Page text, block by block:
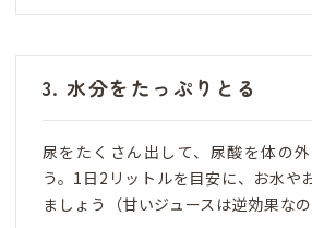
3. 水分をたっぷりとる
尿をたくさん出して、尿酸を体の
う。1日2リットルを目安に、お水や
ましょう（甘いジュースは逆効果なの